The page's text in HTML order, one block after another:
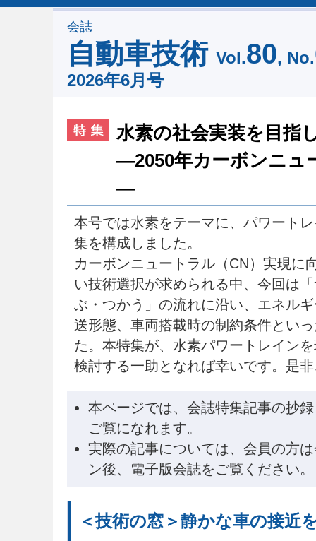
会誌
自動車技術 Vol.80, No.
2026年6月号
水素の社会実装を目指
―2050年カーボンニュ
―
本号では水素をテーマに、パワート
集を構成しました。
カーボンニュートラル（CN）実現に
い技術選択が求められる中、今回は
ぶ・つかう」の流れに沿い、エネル
送形態、車両搭載時の制約条件とい
た。本特集が、水素パワートレイン
検討する一助となれば幸いです。是
本ページでは、会誌特集記事の抄
ご覧になれます。
実際の記事については、会員の方
ン後、電子版会誌をご覧ください。
＜技術の窓＞静かな車の接近